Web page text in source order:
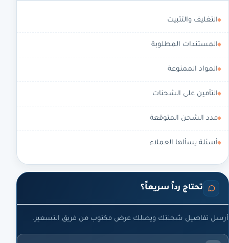
التغليف والتثبيت
المستندات المطلوبة
المواد الممنوعة
التأمين على الشحنات
مدد الشحن المتوقعة
أسئلة يسألها العملاء
تحتاج رداً سريعاً؟
أرسل تفاصيل شحنتك ويصلك عرض مكتوب من فريق التسعير.